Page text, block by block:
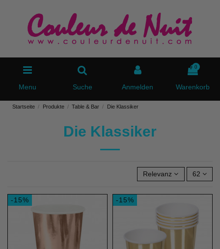
Menu Suche Anmelden
0
Warenkorb
Startseite Produkte Table & Bar Die Klassiker
Die Klassiker
Relevanz 62
-15% -15%